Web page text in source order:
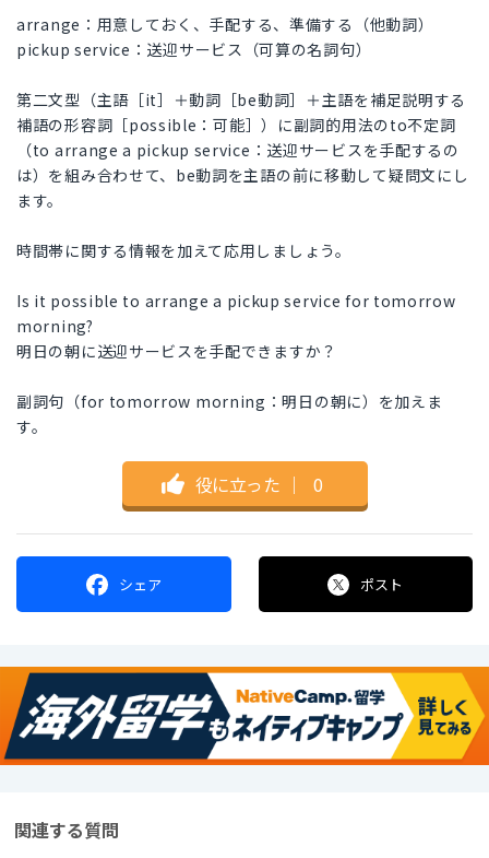
arrange：用意しておく、手配する、準備する（他動詞）
pickup service：送迎サービス（可算の名詞句）
第二文型（主語［it］＋動詞［be動詞］＋主語を補足説明する
補語の形容詞［possible：可能］）に副詞的用法のto不定詞
（to arrange a pickup service：送迎サービスを手配するの
は）を組み合わせて、be動詞を主語の前に移動して疑問文にし
ます。
時間帯に関する情報を加えて応用しましょう。
Is it possible to arrange a pickup service for tomorrow
morning?
明日の朝に送迎サービスを手配できますか？
副詞句（for tomorrow morning：明日の朝に）を加えま
す。
役に立った ｜ 0
シェア ポスト
関連する質問